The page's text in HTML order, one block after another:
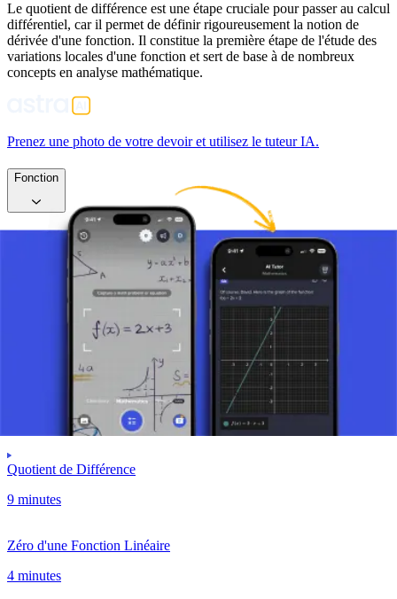
Le quotient de différence est une étape cruciale pour passer au calcul
différentiel, car il permet de définir rigoureusement la notion de
dérivée d'une fonction. Il constitue la première étape de l'étude des
variations locales d'une fonction et sert de base à de nombreux
concepts en analyse mathématique.
Prenez une photo de votre devoir et utilisez le tuteur IA.
Fonction
Fonction Linéaire
Qu'est-ce qu'une fonction linéaire ?
Graphique d'une Fonction Linéaire
Quotient de Différence
9 minutes
Zéro d'une Fonction Linéaire
4 minutes